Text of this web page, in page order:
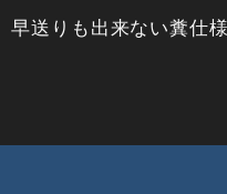
早送りも出来ない糞仕